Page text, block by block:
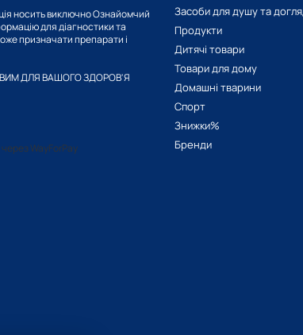
носить виключно Ознайомчий
для діагностики та
призначати препарати і
ДЛЯ ВАШОГО ЗДОРОВ'Я
Засоби для душу та
Продукти
Дитячі товари
Товари для дому
Домашні тварини
Спорт
Знижки%
Бренди